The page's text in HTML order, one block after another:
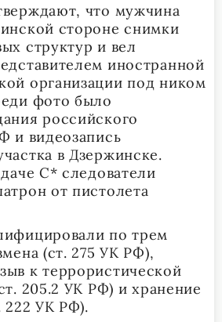
что мужчина
стороне снимки
структур и вел
иностранной
организации под ником
фото было
российского
и видеозапись
в Дзержинске.
С* следователи
от пистолета
по трем
(ст. 275 УК РФ),
к террористической
205.2 УК РФ) и хранение
222 УК РФ).